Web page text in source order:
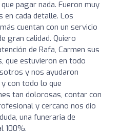
pagar nada. Fueron muy
en cada detalle. Los
cuentan con un servicio
gran calidad. Quiero
de Rafa, Carmen sus
que estuvieron en todo
y nos ayudaron
con todo lo que
tan dolorosas, contar con
y cercano nos dio
una funeraria de
100%.